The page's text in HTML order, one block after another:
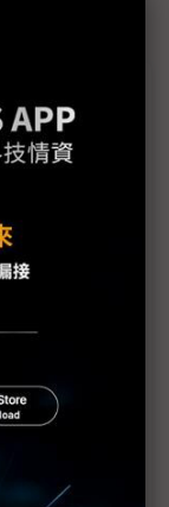
柯富仁喚
控、無人機
隱憂
源切入「自